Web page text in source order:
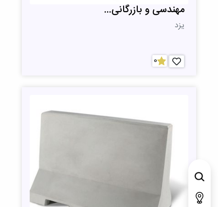
مهندسی و بازرگانی...
یزد
0